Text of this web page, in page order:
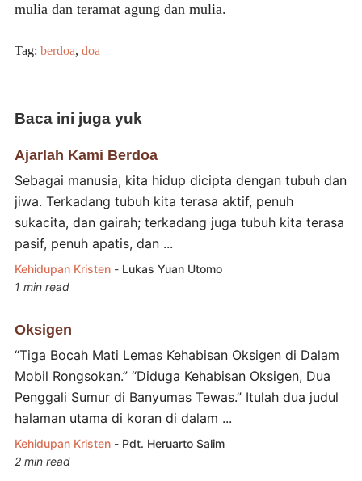
mulia dan teramat agung dan mulia.
Tag: berdoa, doa
Baca ini juga yuk
Ajarlah Kami Berdoa
Sebagai manusia, kita hidup dicipta dengan tubuh dan
jiwa. Terkadang tubuh kita terasa aktif, penuh
sukacita, dan gairah; terkadang juga tubuh kita terasa
pasif, penuh apatis, dan ...
Kehidupan Kristen - Lukas Yuan Utomo
1 min read
Oksigen
“Tiga Bocah Mati Lemas Kehabisan Oksigen di Dalam
Mobil Rongsokan.” “Diduga Kehabisan Oksigen, Dua
Penggali Sumur di Banyumas Tewas.” Itulah dua judul
halaman utama di koran di dalam ...
Kehidupan Kristen - Pdt. Heruarto Salim
2 min read